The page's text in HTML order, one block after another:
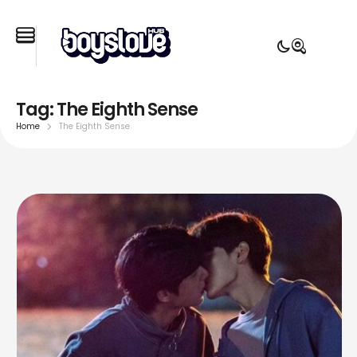
Tag:The Eighth Sense
Home The Eighth Sense